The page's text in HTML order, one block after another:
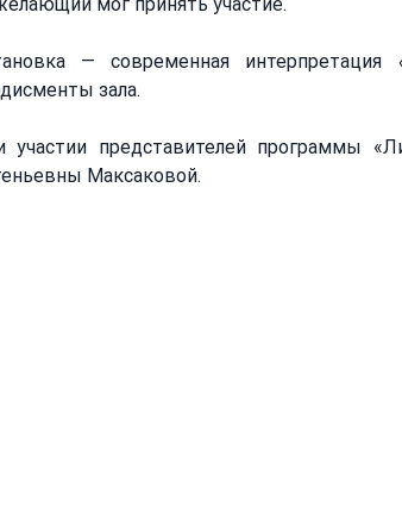
— современная интерпретация
зала.
представителей программы
Максаковой.